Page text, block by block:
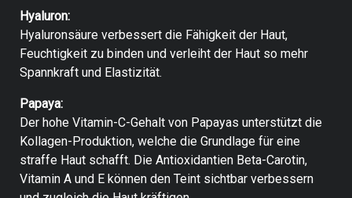
Hyaluron:
Hyaluronsäure verbessert die Fähigkeit der Haut,
Feuchtigkeit zu binden und verleiht der Haut so mehr
Spannkraft und Elastizität.
Papaya:
Der hohe Vitamin-C-Gehalt von Papayas unterstützt die
Kollagen-Produktion, welche die Grundlage für eine
straffe Haut schafft. Die Antioxidantien Beta-Carotin,
Vitamin A und E können den Teint sichtbar verbessern